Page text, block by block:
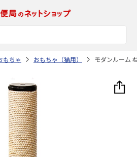
もちゃ おもちゃ（猫用） モダンルーム